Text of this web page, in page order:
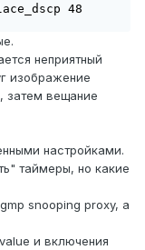
48
неприятный
изображение
затем вещание
настройками.
таймеры, но какие
snooping proxy, а
и включения